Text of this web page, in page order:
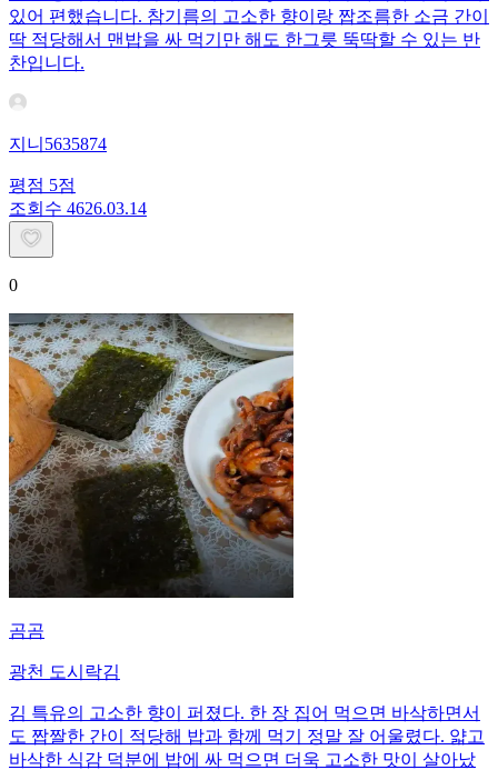
있어 편했습니다. 참기름의 고소한 향이랑 짭조름한 소금 간이
딱 적당해서 맨밥을 싸 먹기만 해도 한그릇 뚝딱할 수 있는 반
찬입니다.
지니5635874
평점 5점
조회수 4626.03.14
0
곰곰
광천 도시락김
김 특유의 고소한 향이 퍼졌다. 한 장 집어 먹으면 바삭하면서
도 짭짤한 간이 적당해 밥과 함께 먹기 정말 잘 어울렸다. 얇고
바삭한 식감 덕분에 밥에 싸 먹으면 더욱 고소한 맛이 살아났